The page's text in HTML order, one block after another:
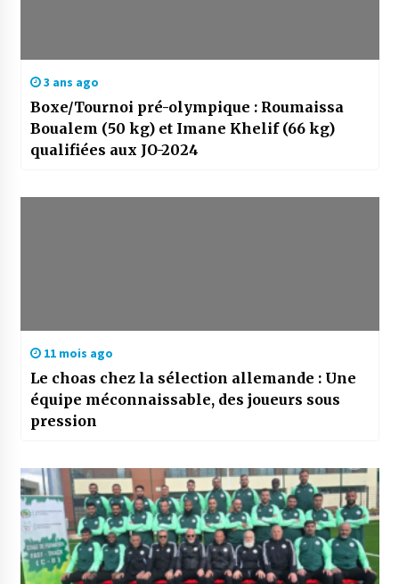
3 ans ago
Boxe/Tournoi pré-olympique : Roumaissa
Boualem (50 kg) et Imane Khelif (66 kg)
qualifiées aux JO-2024
11 mois ago
Le choas chez la sélection allemande : Une
équipe méconnaissable, des joueurs sous
pression